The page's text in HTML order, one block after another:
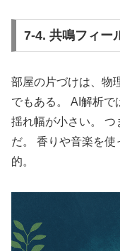
7-4. 共鳴フィー
部屋の片づけは、物
でもある。 AI解析
揺れ幅が小さい。
だ。 香りや音楽を
的。